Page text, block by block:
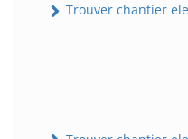
Trouver chantier